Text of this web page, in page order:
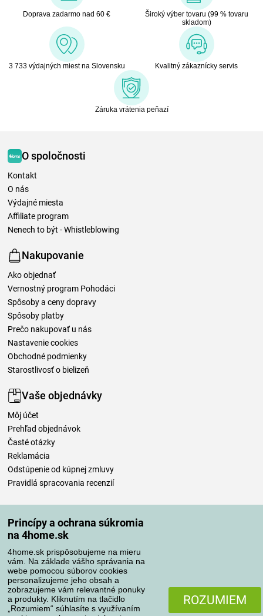
Princípy a ochrana súkromia
na 4home.sk
4home.sk prispôsobujeme na mieru
vám. Na základe vášho správania na
webe pomocou súborov cookies
personalizujeme jeho obsah a
zobrazujeme vám relevantné ponuky
a produkty. Kliknutím na tlačidlo
„Rozumiem“ súhlasíte s využívaním
ROZUMIEM
Doprava zadarmo nad 60 €
Široký výber tovaru (99 % tovaru
skladom)
3 733 výdajných miest na Slovensku Kvalitný zákaznícky servis
Záruka vrátenia peňazí
O spoločnosti
Kontakt
O nás
Výdajné miesta
Affiliate program
Nenech to být - Whistleblowing
Nakupovanie
Ako objednať
Vernostný program Pohodáci
Spôsoby a ceny dopravy
Spôsoby platby
Prečo nakupovať u nás
Nastavenie cookies
Obchodné podmienky
Starostlivosť o bielizeň
Vaše objednávky
Môj účet
Prehľad objednávok
Časté otázky
Reklamácia
Odstúpenie od kúpnej zmluvy
Pravidlá spracovania recenzií
Spôsoby platby
Spoľahlivý obchod